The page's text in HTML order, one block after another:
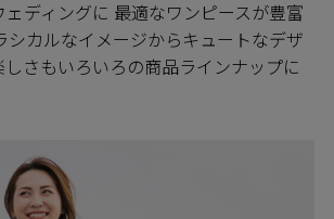
ェディングに 最適なワンピースが豊富
シカルなイメージからキュートなデザ
さもいろいろの商品ラインナップに